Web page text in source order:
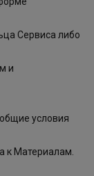
Сервиса либо
и
условия
к Материалам.